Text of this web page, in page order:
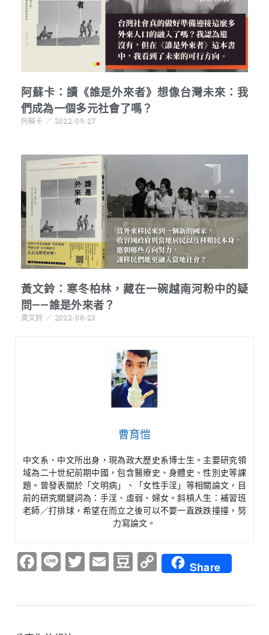
阿蘇卡：讀《誰是外來者》想像台灣未來：我
們成為一個多元社會了嗎？
阿蘇卡 2022-09-27
黃文鈴：寒冬柏林，藏在一碗越南河粉中的疑
問——誰是外來者？
黃文鈴 2022-08-23
曹育愷
中文系、中文所出身，現為政大歷史系博士生。主要研究領
域為二十世紀前期中國，包含醫療史、身體史、性別史等課
題。曾發表關於「文明病」、「女性手淫」等相關論文，目
前的研究關鍵詞為：手淫、虛弱、婦女。斜槓人生：補習班
老師／打排球，希望在而立之後可以不要一直跌跌撞撞，努
力寫論文。
Facebook
LineTwitter
EmailDouban
Copy
Link
Share